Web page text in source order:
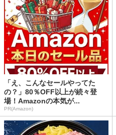
「え、こんなセールやってた
の？」80％OFF以上が続々登
場！Amazonの本気が...
PR(Amazon)